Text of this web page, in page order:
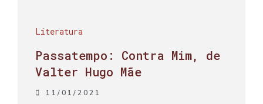
Literatura
Passatempo: Contra Mim, de
Valter Hugo Mãe
11/01/2021